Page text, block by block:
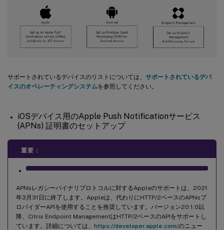
サポートされているデバイスのリストについては、 サポートされているデバ
イスのオペレーティングシステムを参照してください。
iOSデバイス用のApple Push Notificationサービス
(APNs) 証明書のセットアップ
重要：
APNsレガシーバイナリプロトコルに対するAppleのサポートは、2021
年3月31日に終了します。Appleは、代わりにHTTP/2ベースのAPNsプ
ロバイダーAPIを使用することを推奨しています。バージョン20.1.0以
降、Citrix Endpoint ManagementはHTTP/2ベースのAPIをサポートし
ています。詳細については、 https://developer.apple.com/のニュー